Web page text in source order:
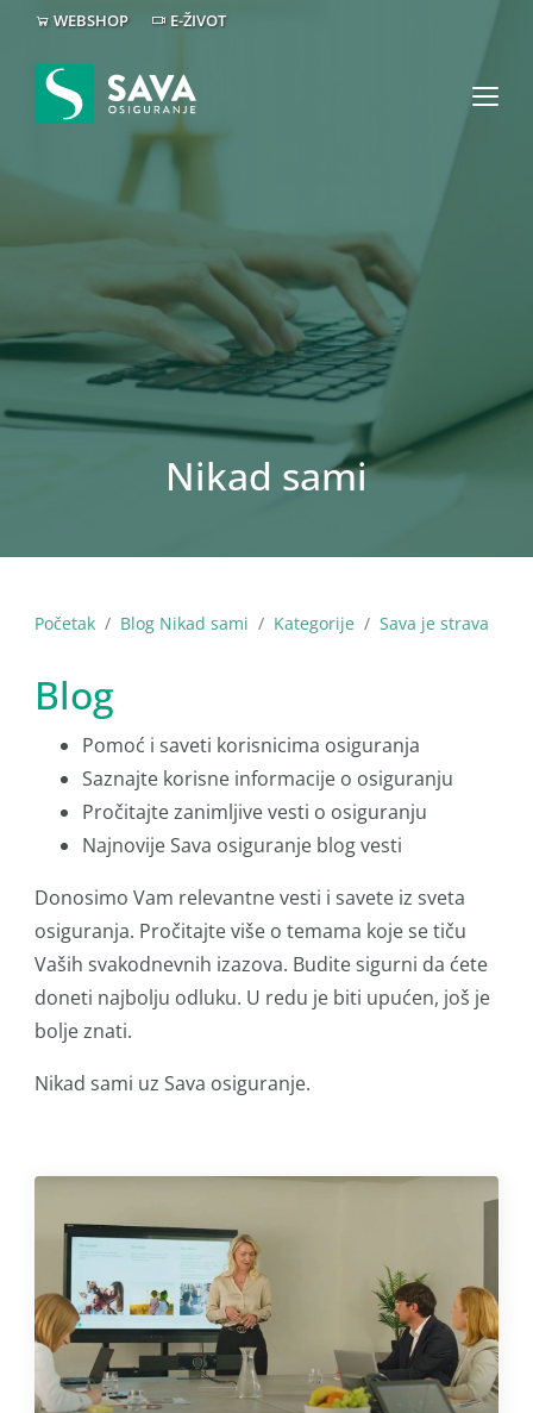
WEBSHOP E-ŽIVOT
Nikad sami
Početak Blog Nikad sami Kategorije Sava je strava
Blog
Pomoć i saveti korisnicima osiguranja
Saznajte korisne informacije o osiguranju
Pročitajte zanimljive vesti o osiguranju
Najnovije Sava osiguranje blog vesti
Donosimo Vam relevantne vesti i savete iz sveta
osiguranja. Pročitajte više o temama koje se tiču
Vaših svakodnevnih izazova. Budite sigurni da ćete
doneti najbolju odluku. U redu je biti upućen, još je
bolje znati.
Nikad sami uz Sava osiguranje.